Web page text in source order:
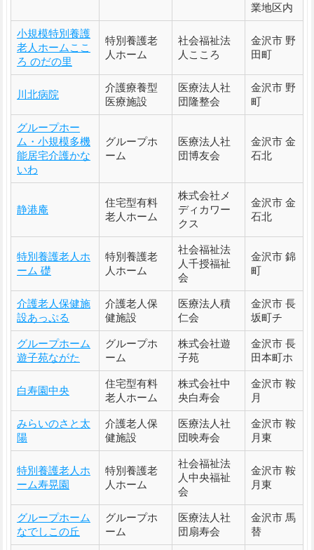
業地区内
小規模特別養護
老人ホームここ
ろ のだの里
特別養護老
人ホーム
社会福祉法
人こころ
金沢市 野
田町
川北病院
介護療養型
医療施設
医療法人社
団隆整会
金沢市 野
町
グループホー
ム・小規模多機
能居宅介護かな
いわ
グループホ
ーム
医療法人社
団博友会
金沢市 金
石北
静港庵
住宅型有料
老人ホーム
株式会社メ
ディカワー
クス
金沢市 金
石北
特別養護老人ホ
ーム 礎
特別養護老
人ホーム
社会福祉法
人千授福祉
会
金沢市 錦
町
介護老人保健施
設あっぷる
介護老人保
健施設
医療法人積
仁会
金沢市 長
坂町チ
グループホーム
遊子苑ながた
グループホ
ーム
株式会社遊
子苑
金沢市 長
田本町ホ
白寿園中央
住宅型有料
老人ホーム
株式会社中
央白寿会
金沢市 鞍
月
みらいのさと太
陽
介護老人保
健施設
医療法人社
団映寿会
金沢市 鞍
月東
特別養護老人ホ
ーム寿晃園
特別養護老
人ホーム
社会福祉法
人中央福祉
会
金沢市 鞍
月東
グループホーム
なでしこの丘
グループホ
ーム
医療法人社
団扇寿会
金沢市 馬
替